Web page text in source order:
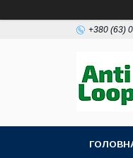
+380 (63)